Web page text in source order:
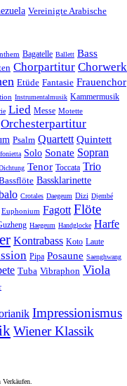
Vereinigte Arabische
Bagatelle Ballett Bass
Chorpartitur Chorwerk
Etüde Fantasie Frauenchor
Instrumentalmusik Kammermusik
Lied Messe Motette
Orchesterpartitur
Psalm Quartett Quintett
Solo Sonate Sopran
Tenor Toccata Trio
Bassklarinette
Crotales Daegeum Dizi Djembé
Euphonium Fagott Flöte
Haegeum Handglocke Harfe
Kontrabass Koto Laute
Pipa Posaune Saenghwang
Tuba Vibraphon Viola
Impressionismus
Wiener Klassik